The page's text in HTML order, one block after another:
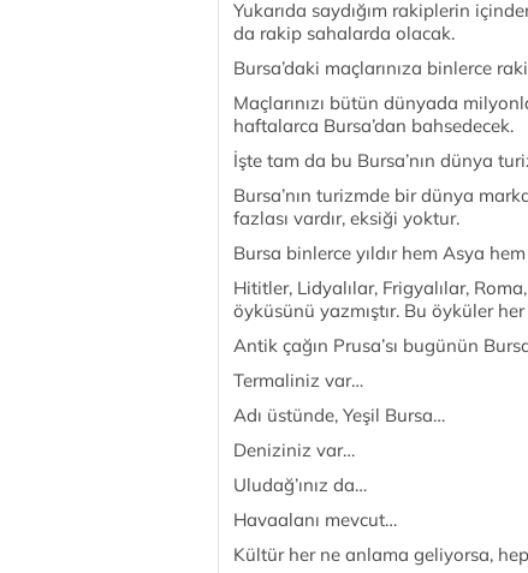
Yukarıda saydığım rakiplerin
da rakip sahalarda olacak.
Bursa’daki maçlarınıza binlerce
Maçlarınızı bütün dünyada
haftalarca Bursa’dan bahsedecek.
İşte tam da bu Bursa’nın dünya
Bursa’nın turizmde bir dünya
fazlası vardır, eksiği yoktur.
Bursa binlerce yıldır hem Asya hem
Hititler, Lidyalılar, Frigyalılar,
öyküsünü yazmıştır. Bu öyküler her
Antik çağın Prusa’sı bugünün
Termaliniz var…
Adı üstünde, Yeşil Bursa…
Deniziniz var…
Uludağ’ınız da…
Havaalanı mevcut…
Kültür her ne anlama geliyorsa,